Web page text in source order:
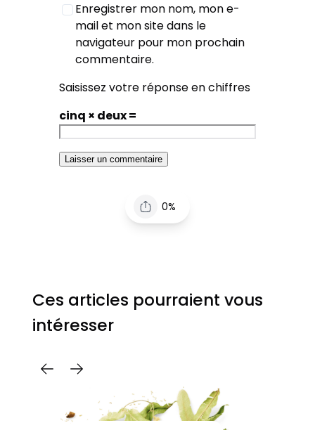
Enregistrer mon nom, mon e-
mail et mon site dans le
navigateur pour mon prochain
commentaire.
Saisissez votre réponse en chiffres
cinq × deux =
0%
Ces articles pourraient vous
intéresser